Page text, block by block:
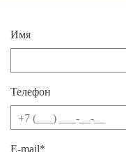
Имя
Телефон
E-mail*